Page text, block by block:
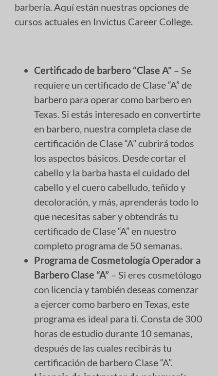
barbería. Aquí están nuestras opciones de
cursos actuales en Invictus Career College.
Certificado de barbero “Clase A” – Se
requiere un certificado de Clase “A” de
barbero para operar como barbero en
Texas. Si estás interesado en convertirte
en barbero, nuestra completa clase de
certificación de Clase “A” cubrirá todos
los aspectos básicos. Desde cortar el
cabello y la barba hasta el cuidado del
cabello y el cuero cabelludo, teñido y
decoloración, y más, aprenderás todo lo
que necesitas saber y obtendrás tu
certificado de Clase “A” en nuestro
completo programa de 50 semanas.
Programa de Cosmetología Operador a
Barbero Clase “A” – Si eres cosmetólogo
con licencia y también deseas comenzar
a ejercer como barbero en Texas, este
programa es ideal para ti. Consta de 300
horas de estudio durante 10 semanas,
después de las cuales recibirás tu
certificación de barbero Clase “A”.